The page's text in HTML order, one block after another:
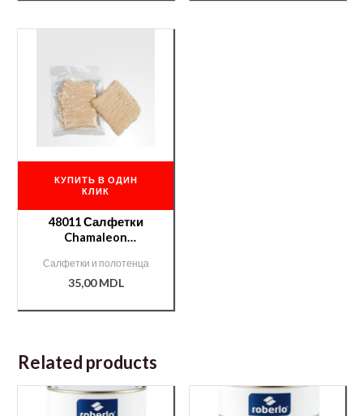
КУПИТЬ В ОДИН
КЛИК
48011 Салфетки
Chamaleon
Салфетки и полотенца
35,00MDL
Related products